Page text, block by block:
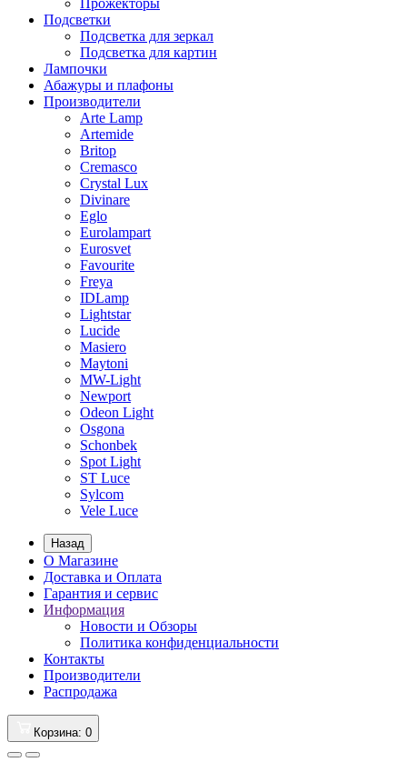
Прожекторы
Подсветки
Подсветка для зеркал
Подсветка для картин
Лампочки
Абажуры и плафоны
Производители
Arte Lamp
Artemide
Britop
Cremasco
Crystal Lux
Divinare
Eglo
Eurolampart
Eurosvet
Favourite
Freya
IDLamp
Lightstar
Lucide
Masiero
Maytoni
MW-Light
Newport
Odeon Light
Osgona
Schonbek
Spot Light
ST Luce
Sylcom
Vele Luce
Назад
О Магазине
Доставка и Оплата
Гарантия и сервис
Информация
Новости и Обзоры
Политика конфиденциальности
Контакты
Производители
Распродажа
Корзина: 0